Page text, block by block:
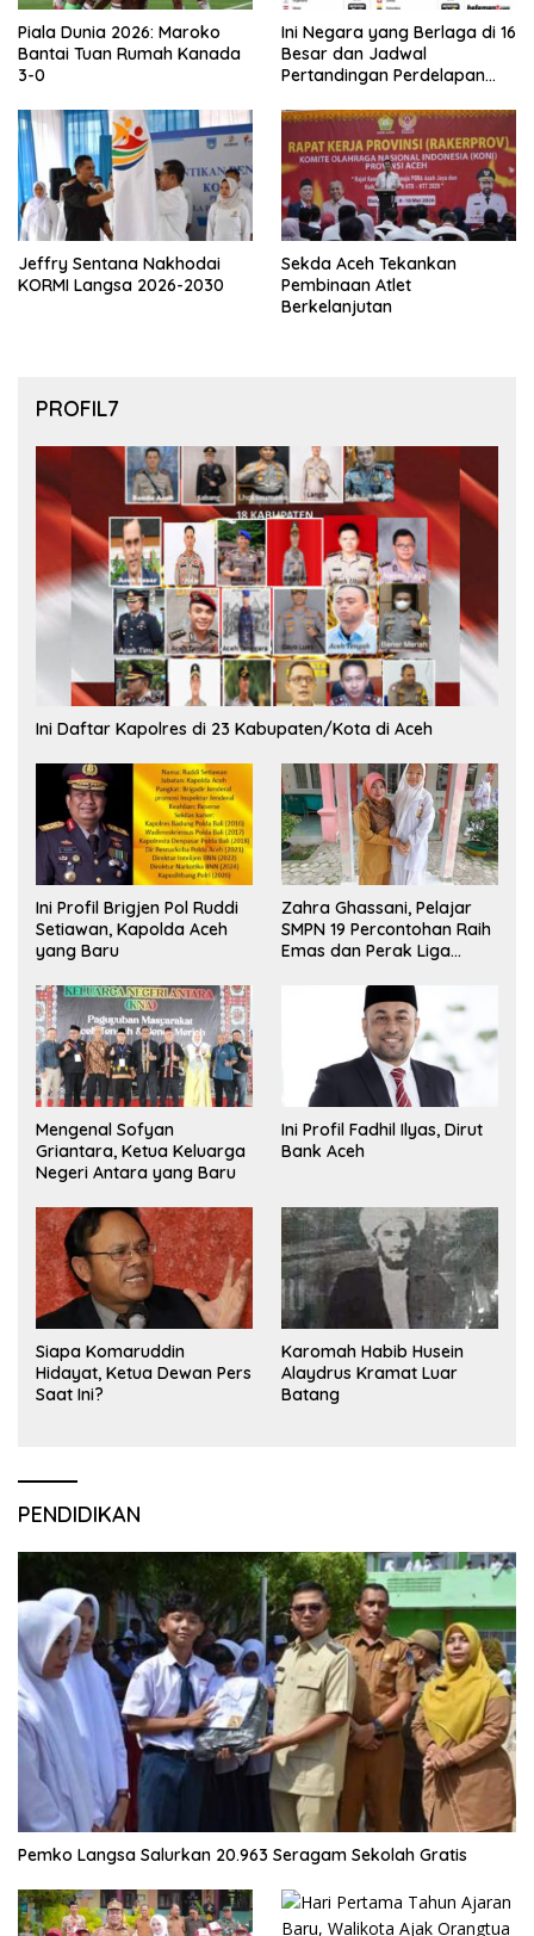
Piala Dunia 2026: Maroko
Bantai Tuan Rumah Kanada
3-0
Ini Negara yang Berlaga di 16
Besar dan Jadwal
Pertandingan Perdelapan
Jeffry Sentana Nakhodai
KORMI Langsa 2026-2030
Sekda Aceh Tekankan
Pembinaan Atlet
Berkelanjutan
PROFIL7
Ini Daftar Kapolres di 23 Kabupaten/Kota di Aceh
Ini Profil Brigjen Pol Ruddi
Setiawan, Kapolda Aceh
yang Baru
Zahra Ghassani, Pelajar
SMPN 19 Percontohan Raih
Emas dan Perak Liga
Mengenal Sofyan
Griantara, Ketua Keluarga
Negeri Antara yang Baru
Ini Profil Fadhil Ilyas, Dirut
Bank Aceh
Siapa Komaruddin
Hidayat, Ketua Dewan Pers
Saat Ini?
Karomah Habib Husein
Alaydrus Kramat Luar
Batang
PENDIDIKAN
Pemko Langsa Salurkan 20.963 Seragam Sekolah Gratis